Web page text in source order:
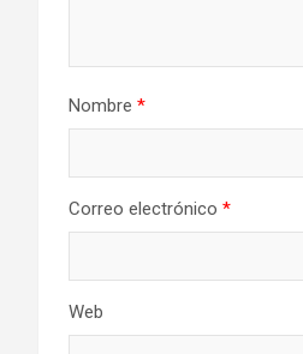
Nombre *
Correo electrónico *
Web